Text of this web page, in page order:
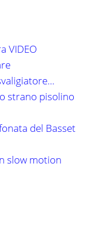
VIDEO
strano pisolino
del Basset
slow motion